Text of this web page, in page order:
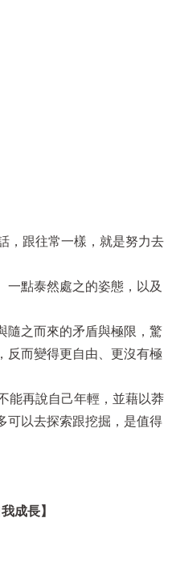
，跟往常一樣，就是努力去
一點泰然處之的姿態，以及
隨之而來的矛盾與極限，驚
反而變得更自由、更沒有極
能再說自己年輕，並藉以莽
可以去探索跟挖掘，是值得
成長】